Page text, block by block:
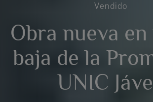
Vendido
Obra nueva
baja de la
UNIC